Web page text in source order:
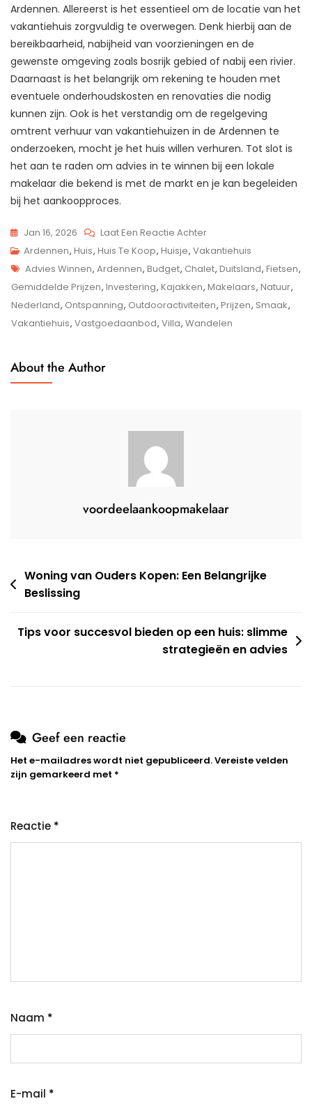
Ardennen. Allereerst is het essentieel om de locatie van het
vakantiehuis zorgvuldig te overwegen. Denk hierbij aan de
bereikbaarheid, nabijheid van voorzieningen en de
gewenste omgeving zoals bosrijk gebied of nabij een rivier.
Daarnaast is het belangrijk om rekening te houden met
eventuele onderhoudskosten en renovaties die nodig
kunnen zijn. Ook is het verstandig om de regelgeving
omtrent verhuur van vakantiehuizen in de Ardennen te
onderzoeken, mocht je het huis willen verhuren. Tot slot is
het aan te raden om advies in te winnen bij een lokale
makelaar die bekend is met de markt en je kan begeleiden
bij het aankoopproces.
Jan 16, 2026 Laat Een Reactie AchterOp
Prachtig
Vakantiehuis
In
De
Ardennen
Ardennen, Huis, Huis Te Koop, Huisje, Vakantiehuis
Tags
Advies Winnen, Ardennen, Budget, Chalet, Duitsland, Fietsen,
Gemiddelde Prijzen, Investering, Kajakken, Makelaars, Natuur,
Nederland, Ontspanning, Outdooractiviteiten, Prijzen, Smaak,
Vakantiehuis, Vastgoedaanbod, Villa, Wandelen
About the Author
voordeelaankoopmakelaar
Berichtnavigatie
Woning van Ouders Kopen: Een Belangrijke
Beslissing
Tips voor succesvol bieden op een huis: slimme
strategieën en advies
Geef een reactie
Het e-mailadres wordt niet gepubliceerd.Vereiste velden
zijn gemarkeerd met *
Reactie *
Naam *
E-mail *